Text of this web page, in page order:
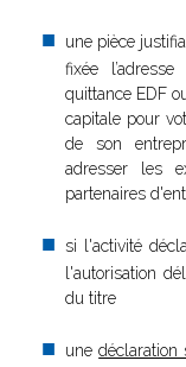
une pièce
fixée
quittance EDF
capitale pour
de son
adresser les
partenaires
si l'activité
l'autorisation
du titre
unedéclaration